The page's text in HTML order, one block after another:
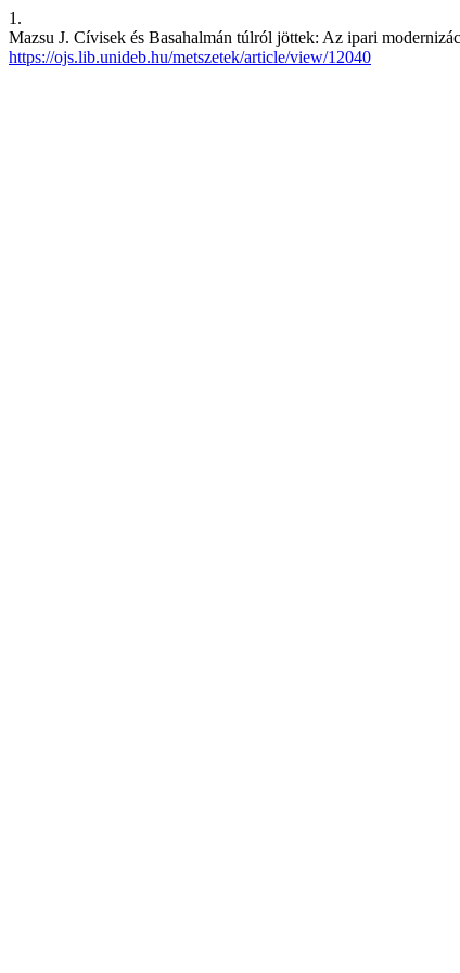
1.
Mazsu J. Cívisek és Basahalmán túlról jöttek: Az ipari
https://ojs.lib.unideb.hu/metszetek/article/view/12040